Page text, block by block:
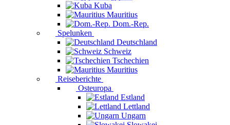
Kuba
Mauritius
Dom.-Rep.
Spelunken
Deutschland
Schweiz
Tschechien
Mauritius
Reiseberichte
Osteuropa
Estland
Lettland
Ungarn